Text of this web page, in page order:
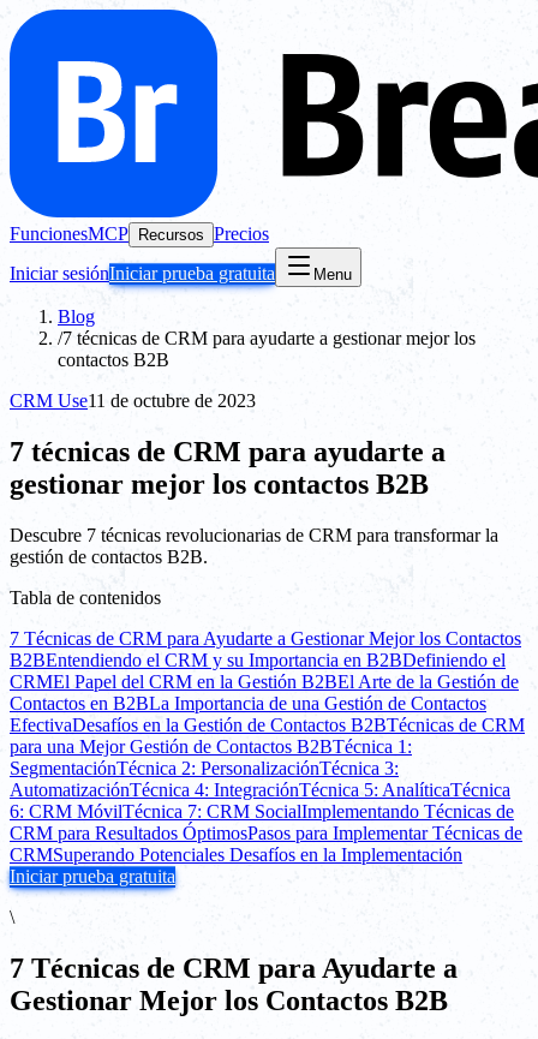
FuncionesMCP Recursos Precios
Iniciar sesiónIniciar prueba gratuita Menu
Blog
/7 técnicas de CRM para ayudarte a gestionar mejor los
contactos B2B
CRM Use11 de octubre de 2023
7 técnicas de CRM para ayudarte a
gestionar mejor los contactos B2B
Descubre 7 técnicas revolucionarias de CRM para transformar la
gestión de contactos B2B.
Tabla de contenidos
7 Técnicas de CRM para Ayudarte a Gestionar Mejor los Contactos
B2BEntendiendo el CRM y su Importancia en B2BDefiniendo el
CRMEl Papel del CRM en la Gestión B2BEl Arte de la Gestión de
Contactos en B2BLa Importancia de una Gestión de Contactos
EfectivaDesafíos en la Gestión de Contactos B2BTécnicas de CRM
para una Mejor Gestión de Contactos B2BTécnica 1:
SegmentaciónTécnica 2: PersonalizaciónTécnica 3:
AutomatizaciónTécnica 4: IntegraciónTécnica 5: AnalíticaTécnica
6: CRM MóvilTécnica 7: CRM SocialImplementando Técnicas de
CRM para Resultados ÓptimosPasos para Implementar Técnicas de
CRMSuperando Potenciales Desafíos en la Implementación
Iniciar prueba gratuita
\
7 Técnicas de CRM para Ayudarte a
Gestionar Mejor los Contactos B2B